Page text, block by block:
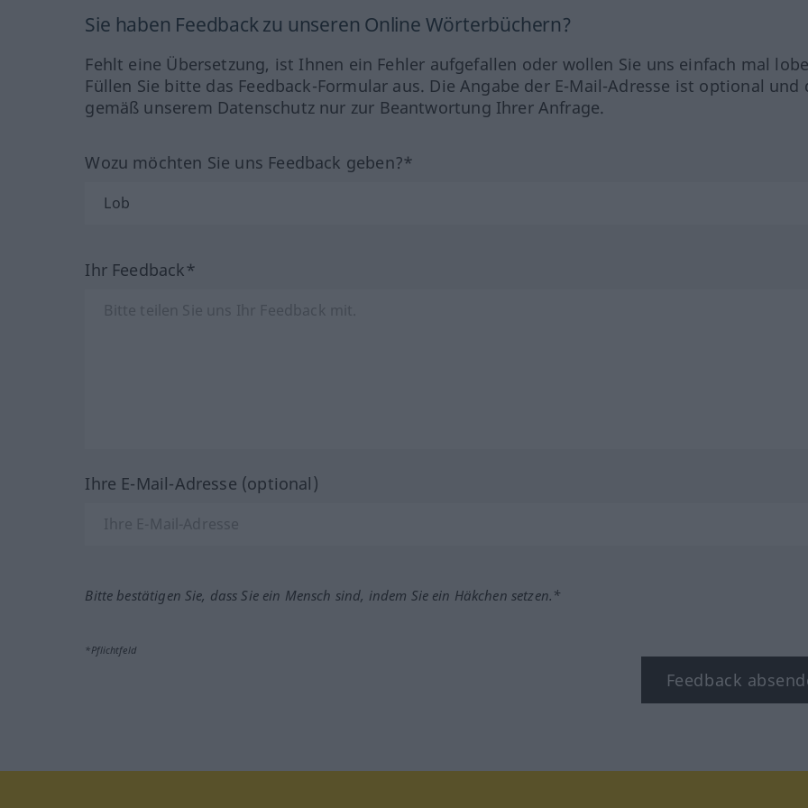
Sie haben Feedback zu unseren Online Wörterbüchern?
Fehlt eine Übersetzung, ist Ihnen ein Fehler aufgefallen oder wollen Sie uns einfach mal
Füllen Sie bitte das Feedback-Formular aus. Die Angabe der E-Mail-Adresse ist optional und
gemäß unserem Datenschutz nur zur Beantwortung Ihrer Anfrage.
Wozu möchten Sie uns Feedback geben?*
Ihr Feedback*
Ihre E-Mail-Adresse (optional)
Bitte bestätigen Sie, dass Sie ein Mensch sind, indem Sie ein Häkchen setzen.*
*Pflichtfeld
Feedback